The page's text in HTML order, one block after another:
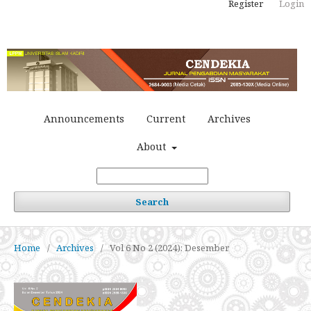
Announcements Current Archives
About
Search
Register Login
Home / Archives / Vol 6 No 2 (2024): Desember